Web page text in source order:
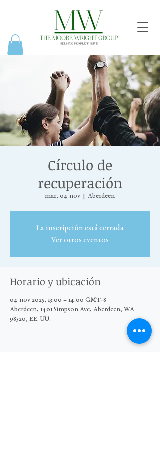
Círculo de
recuperación
mar, 04 nov
  |
Aberdeen
La inscripción está cerrada
Ver otros eventos
Horario y ubicación
04 nov 2025, 13:00 – 14:00 GMT-8
Aberdeen, 1401 Simpson Ave, Aberdeen, WA
98520, EE. UU.